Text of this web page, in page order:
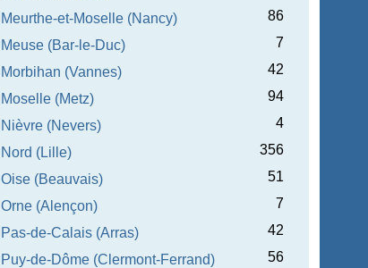
Meurthe-et-Moselle (Nancy)
86
Meuse (Bar-le-Duc)
7
Morbihan (Vannes)
42
Moselle (Metz)
94
Nièvre (Nevers)
4
Nord (Lille)
356
Oise (Beauvais)
51
Orne (Alençon)
7
Pas-de-Calais (Arras)
42
Puy-de-Dôme (Clermont-Ferrand)
56